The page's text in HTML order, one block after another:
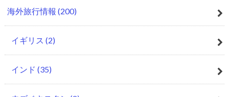
海外旅行情報 (200)
イギリス (2)
インド (35)